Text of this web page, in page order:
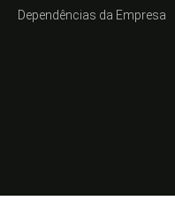
Dependências da Empresa